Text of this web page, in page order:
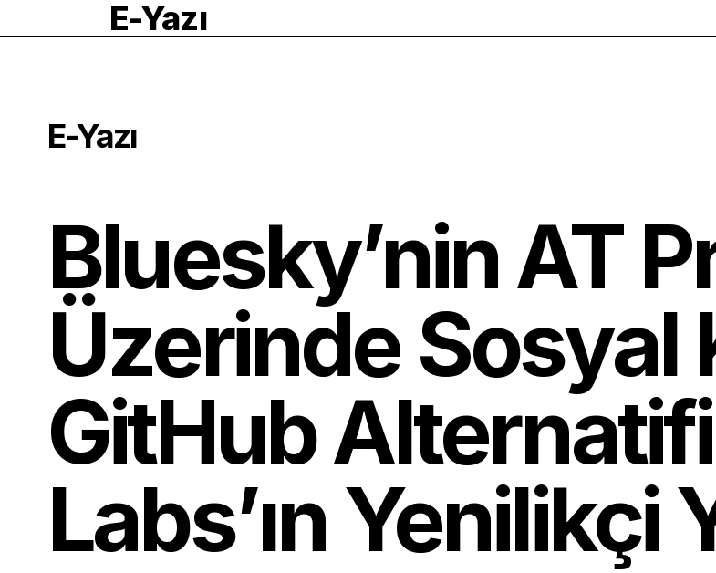
E-Yazı
E-Yazı
Bluesky’nin AT
Üzerinde Sosyal
GitHub
Labs’ın Yenilikçi